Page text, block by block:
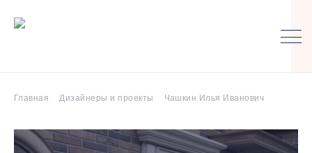
Главная Дизайнеры и проекты Чашкин Илья Иванович